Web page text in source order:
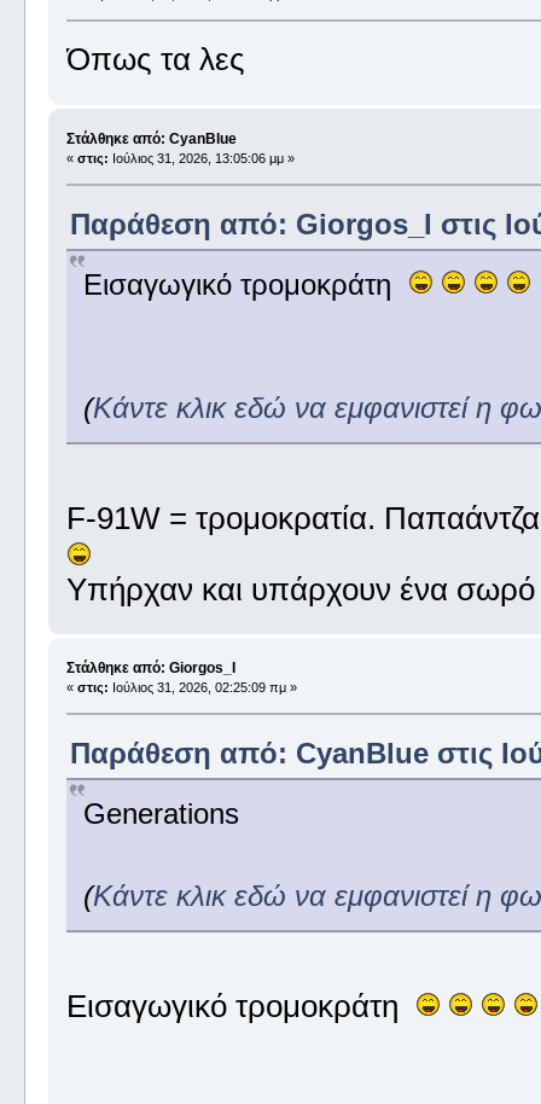
Όπως τα λες
Στάλθηκε από: CyanBlue
« στις: Ιούλιος 31, 2026, 13:05:06 μμ »
Παράθεση από: Giorgos_I στις
Εισαγωγικό τρομοκράτη
(Κάντε κλικ εδώ να εμφανιστεί η
F-91W = τρομοκρατία.
Υπήρχαν και υπάρχουν ένα σωρό
Στάλθηκε από: Giorgos_I
« στις: Ιούλιος 31, 2026, 02:25:09 πμ »
Παράθεση από: CyanBlue στις
Generations
(Κάντε κλικ εδώ να εμφανιστεί η
Εισαγωγικό τρομοκράτη